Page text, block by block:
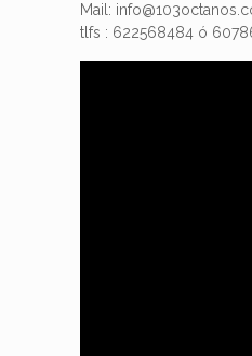
Mail:
tlfs : 622568484 ó